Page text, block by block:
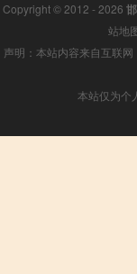
Copyright © 2012 - 2026
站地
声明：本站内容来自互联
本站仅为个